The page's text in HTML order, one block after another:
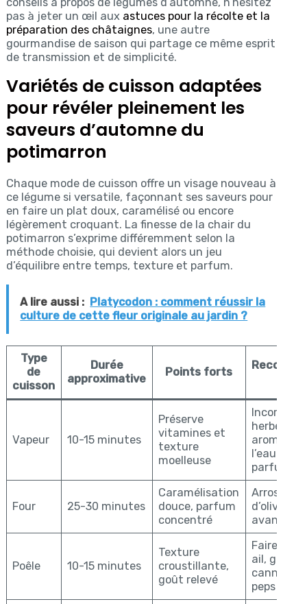
pas à jeter un œil aux astuces pour la récolte et la
préparation des châtaignes, une autre
gourmandise de saison qui partage ce même esprit
de transmission et de simplicité.
Variétés de cuisson adaptées
pour révéler pleinement les
saveurs d’automne du
potimarron
Chaque mode de cuisson offre un visage nouveau à
ce légume si versatile, façonnant ses saveurs pour
en faire un plat doux, caramélisé ou encore
légèrement croquant. La finesse de la chair du
potimarron s’exprime différemment selon la
méthode choisie, qui devient alors un jeu
d’équilibre entre temps, texture et parfum.
A lire aussi : Platycodon : comment réussir la
culture de cette fleur originale au jardin ?
Type
de
cuisson
Durée
approximative
Points forts
Vapeur 10-15 minutes
Préserve
vitamines et
texture
moelleuse
Incorporer
herbes
l’eau pour
parfum
Four 25-30 minutes
Caramélisation
douce, parfum
concentré
Arroser
d’olive et
avant
Poêle 10-15 minutes
Texture
croustillante,
goût relevé
Faire
ail,
cannelle
peps